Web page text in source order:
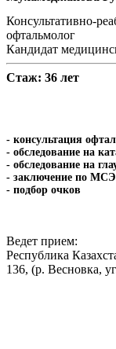
Консультативно-
офтальмолог
Кандидат
Стаж: 36 лет
- консультация
- обследование на
- обследование на
- заключение по
- подбор очков
Ведет прием:
Республика
136, (р. Весновка,